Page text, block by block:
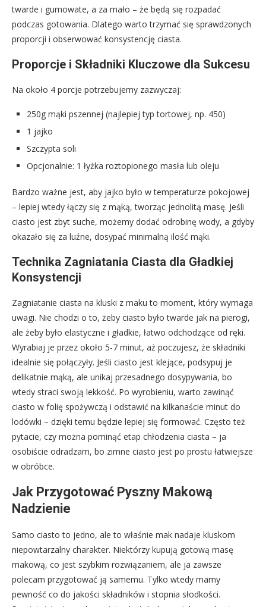
twarde i gumowate, a za mało – że będą się rozpadać
podczas gotowania. Dlatego warto trzymać się sprawdzonych
proporcji i obserwować konsystencję ciasta.
Proporcje i Składniki Kluczowe dla Sukcesu
Na około 4 porcje potrzebujemy zazwyczaj:
250g mąki pszennej (najlepiej typ tortowej, np. 450)
1 jajko
Szczypta soli
Opcjonalnie: 1 łyżka roztopionego masła lub oleju
Bardzo ważne jest, aby jajko było w temperaturze pokojowej
– lepiej wtedy łączy się z mąką, tworząc jednolitą masę. Jeśli
ciasto jest zbyt suche, możemy dodać odrobinę wody, a gdyby
okazało się za luźne, dosypać minimalną ilość mąki.
Technika Zagniatania Ciasta dla Gładkiej
Konsystencji
Zagniatanie ciasta na kluski z maku to moment, który wymaga
uwagi. Nie chodzi o to, żeby ciasto było twarde jak na pierogi,
ale żeby było elastyczne i gładkie, łatwo odchodzące od ręki.
Wyrabiaj je przez około 5-7 minut, aż poczujesz, że składniki
idealnie się połączyły. Jeśli ciasto jest klejące, podsypuj je
delikatnie mąką, ale unikaj przesadnego dosypywania, bo
wtedy straci swoją lekkość. Po wyrobieniu, warto zawinąć
ciasto w folię spożywczą i odstawić na kilkanaście minut do
lodówki – dzięki temu będzie lepiej się formować. Często też
pytacie, czy można pominąć etap chłodzenia ciasta – ja
osobiście odradzam, bo zimne ciasto jest po prostu łatwiejsze
w obróbce.
Jak Przygotować Pyszny Makową
Nadzienie
Samo ciasto to jedno, ale to właśnie mak nadaje kluskom
niepowtarzalny charakter. Niektórzy kupują gotową masę
makową, co jest szybkim rozwiązaniem, ale ja zawsze
polecam przygotować ją samemu. Tylko wtedy mamy
pewność co do jakości składników i stopnia słodkości.